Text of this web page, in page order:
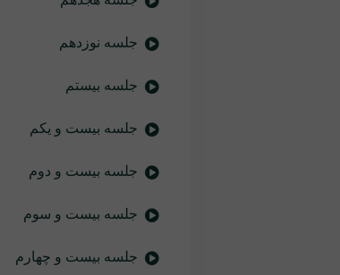
جلسه نوزدهم
جلسه بیستم
جلسه بیست و یکم
جلسه بیست و دوم
جلسه بیست و سوم
جلسه بیست و چهارم